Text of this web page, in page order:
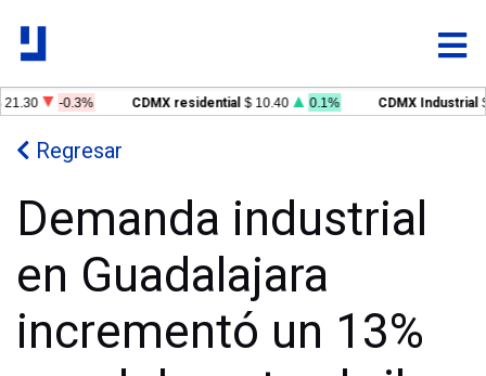
-0.3% CDMX residential $ 10.40 0.1% CDMX Industrial $
Regresar
Demanda industrial
en Guadalajara
incrementó un 13%